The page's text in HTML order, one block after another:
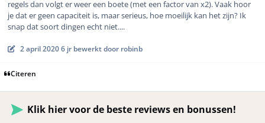
regels dan volgt er weer een boete (met een factor van x2). Vaak hoor
je dat er geen capaciteit is, maar serieus, hoe moeilijk kan het zijn? Ik
snap dat soort dingen echt niet....
2 april 20206 jr bewerkt door robinb
Citeren
Klik hier voor de beste reviews en bonussen!